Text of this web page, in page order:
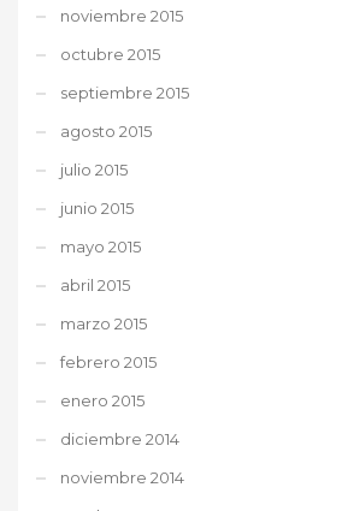
noviembre 2015
octubre 2015
septiembre 2015
agosto 2015
julio 2015
junio 2015
mayo 2015
abril 2015
marzo 2015
febrero 2015
enero 2015
diciembre 2014
noviembre 2014